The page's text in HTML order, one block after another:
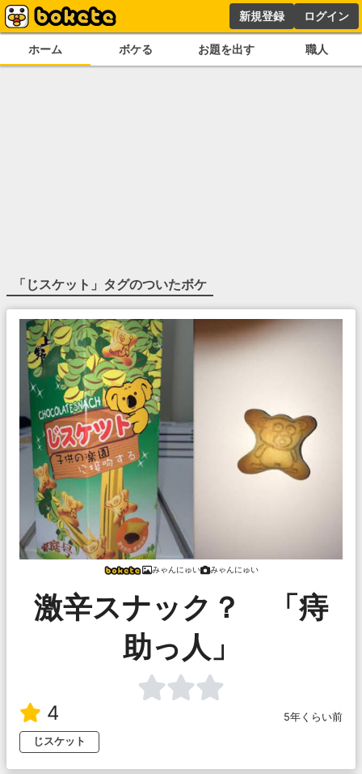
新規登録 ログイン
ホーム ボケる お題を出す 職人
「 じスケット 」タグのついたボケ
みゃんにゅい みゃんにゅい
激辛スナック？ 「痔
助っ人」
4
5年くらい前
じスケット